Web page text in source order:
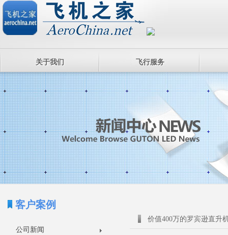
关于我们 飞行服务
客户案例
公司新闻
价值400万的罗宾逊直升